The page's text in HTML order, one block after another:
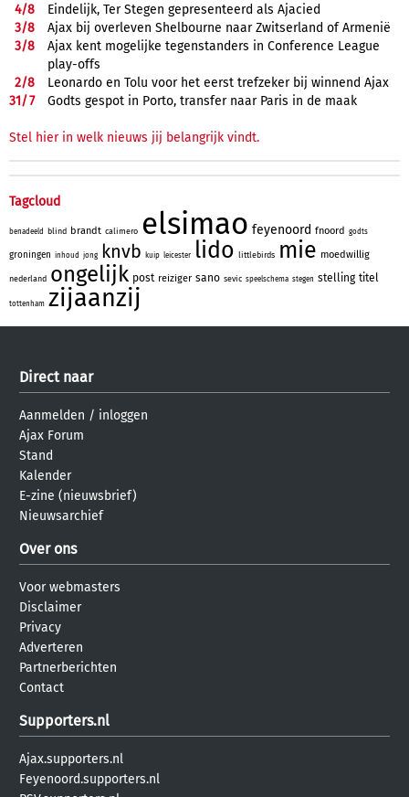
4/8
Eindelijk, Ter Stegen gepresenteerd als Ajacied
3/8
Ajax bij overleven Shelbourne naar Zwitserland of Armenië
3/8
Ajax kent mogelijke tegenstanders in Conference League
play-offs
2/8
Leonardo en Tolu voor het eerst trefzeker bij winnend Ajax
31/7 Godts gespot in Porto, transfer naar Paris in de maak
Stel hier in welk nieuws jij belangrijk vindt.
Tagcloud
benadeeld blind brandt calimero elsimao feyenoord fnoord godts
groningen inhoud jong knvb kuip leicester lido littlebirds mie moedwillig
nederland ongelijk post reiziger sano sevic speelschema stegen stelling titel
tottenham zijaanzij
Direct naar
Aanmelden / inloggen
Ajax Forum
Stand
Kalender
E-zine (nieuwsbrief)
Nieuwsarchief
Over ons
Voor webmasters
Disclaimer
Privacy
Adverteren
Partnerberichten
Contact
Supporters.nl
Ajax.supporters.nl
Feyenoord.supporters.nl